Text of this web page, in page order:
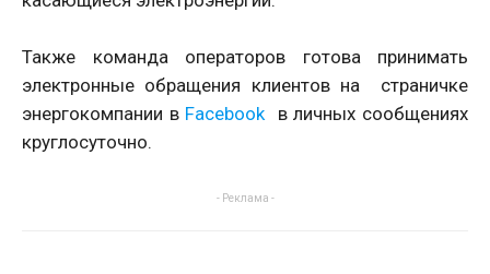
Также команда операторов готова принимать
электронные обращения клиентов на страничке
энергокомпании в Facebookв личных сообщениях
круглосуточно.
- Реклама -